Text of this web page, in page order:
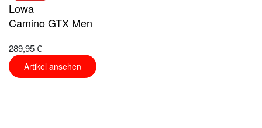
Lowa
Camino GTX Men
289,95 €
Artikel ansehen